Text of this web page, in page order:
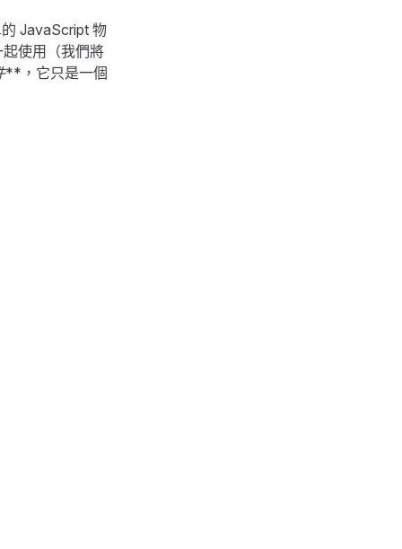
JavaScript 物
使用（我們將
**，它只是一個